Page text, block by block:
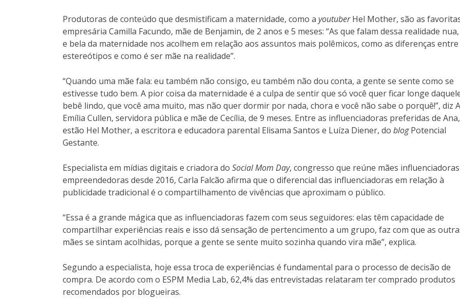
Produtoras de conteúdo que desmistificam a maternidade, como a youtuberHel Mother, são as
empresária Camilla Facundo, mãe de Benjamin, de 2 anos e 5 meses: “As que falam dessa realidade
e bela da maternidade nos acolhem em relação aos assuntos mais polêmicos, como as diferenças entre
estereótipos e como é ser mãe na realidade”.
“Quando uma mãe fala: eu também não consigo, eu também não dou conta, a gente se sente como se
estivesse tudo bem. A pior coisa da maternidade é a culpa de sentir que só você quer ficar longe
bebê lindo, que você ama muito, mas não quer dormir por nada, chora e você não sabe o porquê!”, diz
Emília Cullen, servidora pública e mãe de Cecília, de 9 meses. Entre as influenciadoras preferidas de Ana,
estão Hel Mother, a escritora e educadora parental Elisama Santos e Luíza Diener, do blogPotencial
Gestante.
Especialista em mídias digitais e criadora do Social Mom Day, congresso que reúne mães
empreendedoras desde 2016, Carla Falcão afirma que o diferencial das influenciadoras em relação à
publicidade tradicional é o compartilhamento de vivências que aproximam o público.
“Essa é a grande mágica que as influenciadoras fazem com seus seguidores: elas têm capacidade de
compartilhar experiências reais e isso dá sensação de pertencimento a um grupo, faz com que as
mães se sintam acolhidas, porque a gente se sente muito sozinha quando vira mãe”, explica.
Segundo a especialista, hoje essa troca de experiências é fundamental para o processo de decisão de
compra. De acordo com o ESPM Media Lab, 62,4% das entrevistadas relataram ter comprado produtos
recomendados por blogueiras.